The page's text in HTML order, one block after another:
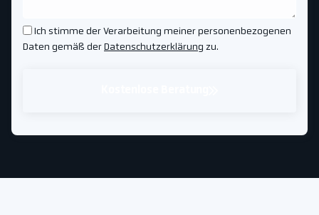
Ich stimme der Verarbeitung meiner personenbezogenen
Daten gemäß der Datenschutzerklärung zu.